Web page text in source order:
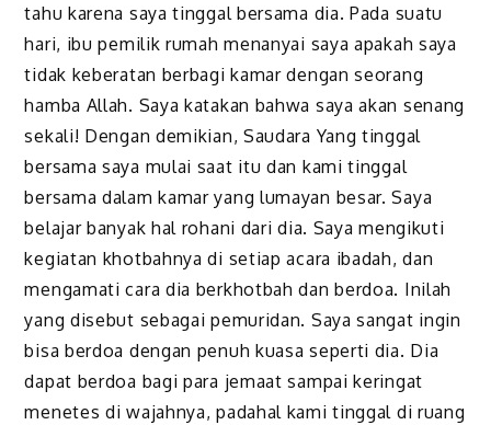
tahu karena saya tinggal bersama dia. Pada suatu
hari, ibu pemilik rumah menanyai saya apakah saya
tidak keberatan berbagi kamar dengan seorang
hamba Allah. Saya katakan bahwa saya akan senang
sekali! Dengan demikian, Saudara Yang tinggal
bersama saya mulai saat itu dan kami tinggal
bersama dalam kamar yang lumayan besar. Saya
belajar banyak hal rohani dari dia. Saya mengikuti
kegiatan khotbahnya di setiap acara ibadah, dan
mengamati cara dia berkhotbah dan berdoa. Inilah
yang disebut sebagai pemuridan. Saya sangat ingin
bisa berdoa dengan penuh kuasa seperti dia. Dia
dapat berdoa bagi para jemaat sampai keringat
menetes di wajahnya, padahal kami tinggal di ruang